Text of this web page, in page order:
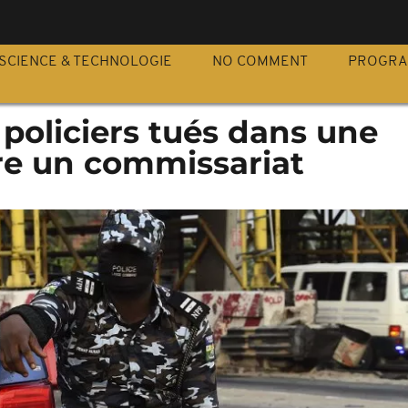
SCIENCE & TECHNOLOGIE NO COMMENT
tués dans une
un commissariat